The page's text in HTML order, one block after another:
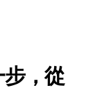
，從